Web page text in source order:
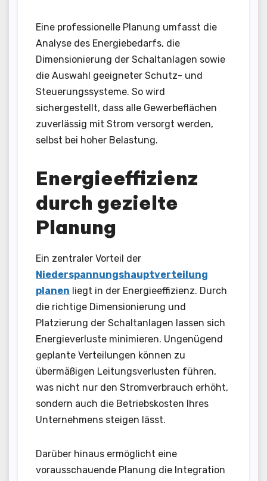
Eine professionelle Planung umfasst die
Analyse des Energiebedarfs, die
Dimensionierung der Schaltanlagen sowie
die Auswahl geeigneter Schutz- und
Steuerungssysteme. So wird
sichergestellt, dass alle Gewerbeflächen
zuverlässig mit Strom versorgt werden,
selbst bei hoher Belastung.
Energieeffizienz
durch gezielte
Planung
Ein zentraler Vorteil der
Niederspannungshauptverteilung
planen liegt in der Energieeffizienz. Durch
die richtige Dimensionierung und
Platzierung der Schaltanlagen lassen sich
Energieverluste minimieren. Ungenügend
geplante Verteilungen können zu
übermäßigen Leitungsverlusten führen,
was nicht nur den Stromverbrauch erhöht,
sondern auch die Betriebskosten Ihres
Unternehmens steigen lässt.
Darüber hinaus ermöglicht eine
vorausschauende Planung die Integration